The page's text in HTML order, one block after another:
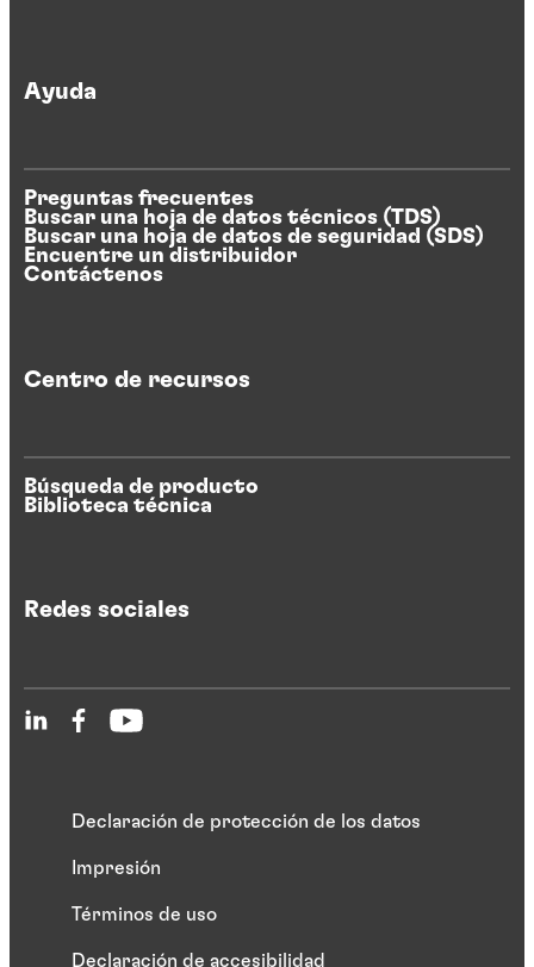
Ayuda
Preguntas frecuentes
Buscar una hoja de datos técnicos (TDS)
Buscar una hoja de datos de seguridad (SDS)
Encuentre un distribuidor
Contáctenos
Centro de recursos
Búsqueda de producto
Biblioteca técnica
Redes sociales
Declaración de protección de los datos
Impresión
Términos de uso
Declaración de accesibilidad